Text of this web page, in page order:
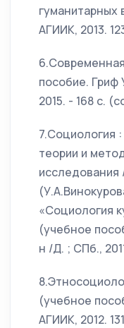
гуманитарных
АГИИК, 2013.
пособие.
2015. - 168 с.
7.Социология
теории и
исследования
«Социология
(учебное
н /Д. ; СПб.,
(учебное
АГИИК, 2012.